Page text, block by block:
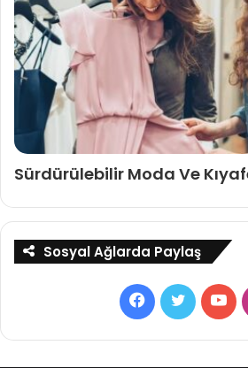
Sürdürülebilir Moda Ve
Sosyal Ağlarda Paylaş
Facebook
Twitter